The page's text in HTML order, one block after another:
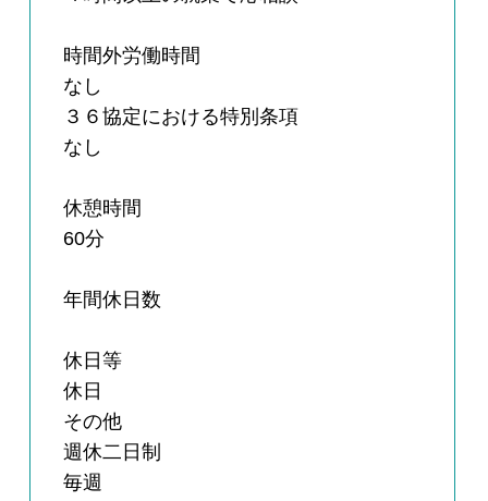
時間外労働時間
なし
３６協定における特別条項
なし
休憩時間
60分
年間休日数
休日等
休日
その他
週休二日制
毎週